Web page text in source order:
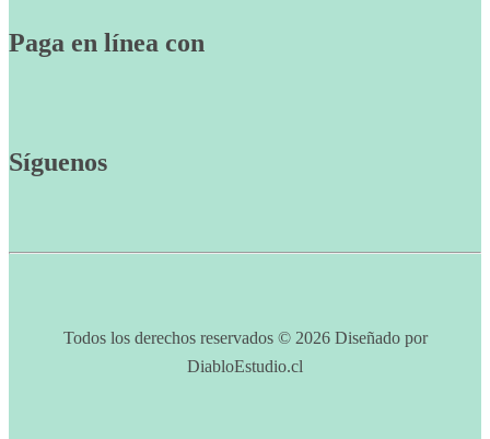
Paga en línea con
Síguenos
Todos los derechos reservados © 2026 Diseñado por
DiabloEstudio.cl